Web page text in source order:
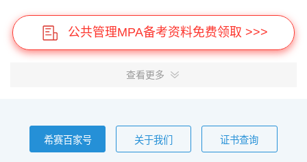
公共管理MPA备考资料免费领取 >>>
查看更多
希赛百家号 关于我们 证书查询